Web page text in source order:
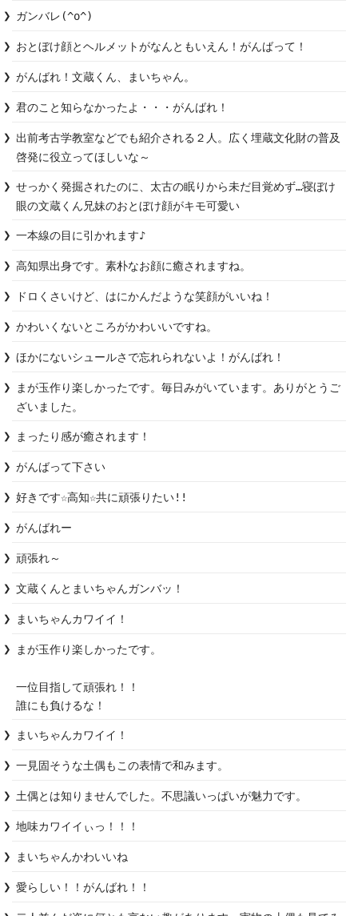
ガンバレ(^o^)
おとぼけ顔とヘルメットがなんともいえん！がんばって！
がんばれ！文蔵くん、まいちゃん。
君のこと知らなかったよ・・・がんばれ！
出前考古学教室などでも紹介される２人。広く埋蔵文化財の普及
啓発に役立ってほしいな～
せっかく発掘されたのに、太古の眠りから未だ目覚めず…寝ぼけ
眼の文蔵くん兄妹のおとぼけ顔がキモ可愛い
一本線の目に引かれます♪
高知県出身です。素朴なお顔に癒されますね。
ドロくさいけど、はにかんだような笑顔がいいね！
かわいくないところがかわいいですね。
ほかにないシュールさで忘れられないよ！がんばれ！
まが玉作り楽しかったです。毎日みがいています。ありがとうご
ざいました。
まったり感が癒されます！
好きです☆高知☆共に頑張りたい!!
がんばれー
頑張れ～
文蔵くんとまいちゃんガンバッ！
まいちゃんカワイイ！
まが玉作り楽しかったです。
一位目指して頑張れ！！
まいちゃんカワイイ！
土偶とは知りませんでした。不思議いっぱいが魅力です。
地味カワイイぃっ！！！
まいちゃんかわいいね
愛らしい！！がんばれ！！